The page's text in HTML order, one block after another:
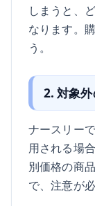
しまうと、
なります。
う。
2. 対象
ナースリー
用される場
別価格の商
で、注意が必